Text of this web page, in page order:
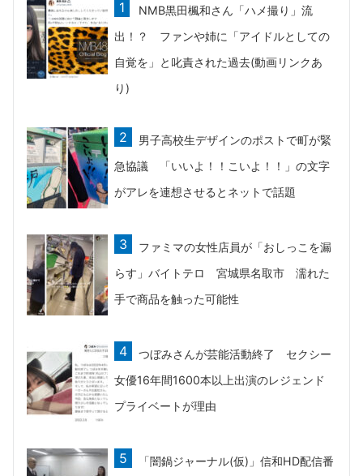
NMB黒田楓和さん「ハメ撮り」流
出！？ ファンや姉に「アイドルとしての
自覚を」と叱責された過去(動画リンクあ
り)
男子高校生デザインのポストで町が緊
急協議 「いいよ！！こいよ！！」の文字
がアレを連想させるとネットで話題
ファミマの女性店員が「おしっこを漏
らす」バイトテロ 宮城県名取市 濡れた
手で商品を触った可能性
つぼみさんが芸能活動終了 セクシー
女優16年間1600本以上出演のレジェンド
プライベートが理由
「闇鍋ジャーナル(仮)」信和HD配信番